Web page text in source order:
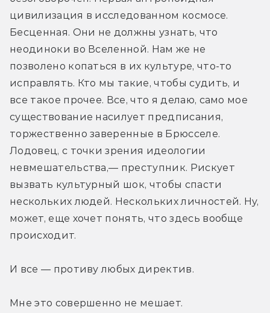
цивилизация в исследованном космосе.
Бесценная. Они не должны узнать, что
неодиноки во Вселенной. Нам же не
позволено копаться в их культуре, что-то
исправлять. Кто мы такие, чтобы судить, и
все такое прочее. Все, что я делаю, само мое
существование насилует предписания,
торжественно заверенные в Брюсселе.
Лодовец, с точки зрения идеологии
невмешательства,— преступник. Рискует
вызвать культурный шок, чтобы спасти
нескольких людей. Нескольких личностей. Ну,
может, еще хочет понять, что здесь вообще
происходит.
И все — противу любых директив.
Мне это совершенно не мешает.